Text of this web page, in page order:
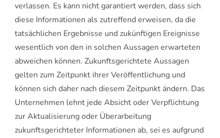
verlassen. Es kann nicht garantiert werden, dass sich
diese Informationen als zutreffend erweisen, da die
tatsächlichen Ergebnisse und zukünftigen Ereignisse
wesentlich von den in solchen Aussagen erwarteten
abweichen können. Zukunftsgerichtete Aussagen
gelten zum Zeitpunkt ihrer Veröffentlichung und
können sich daher nach diesem Zeitpunkt ändern. Das
Unternehmen lehnt jede Absicht oder Verpflichtung
zur Aktualisierung oder Überarbeitung
zukunftsgerichteter Informationen ab, sei es aufgrund